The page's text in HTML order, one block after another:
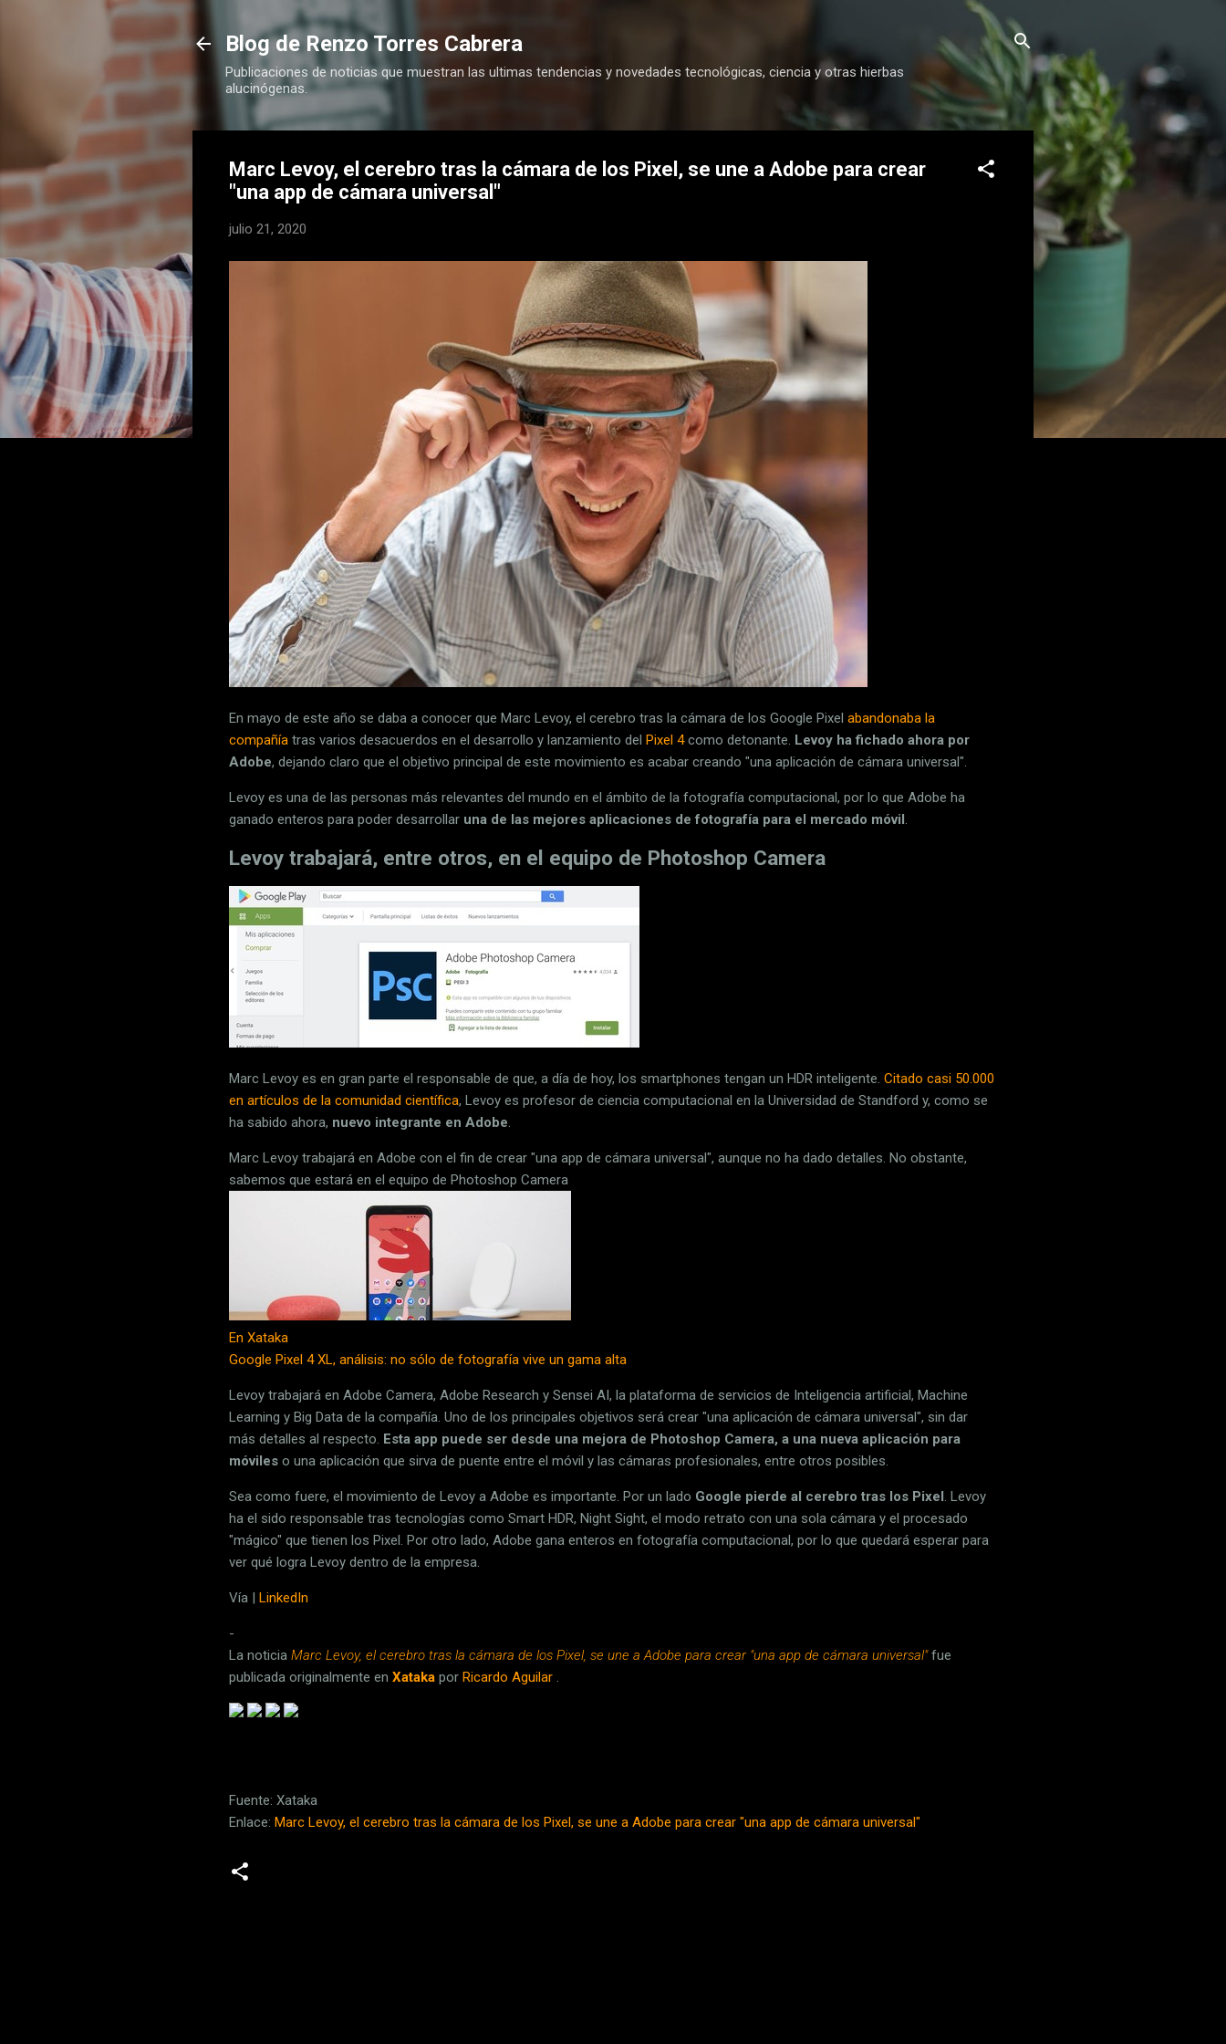
Blog de Renzo Torres Cabrera
Publicaciones de noticias que muestran las ultimas tendencias y novedades tecnológicas, ciencia y otras hierbas
alucinógenas.
Marc Levoy, el cerebro tras la cámara de los Pixel, se une a Adobe para crear
"una app de cámara universal"
julio 21, 2020
En mayo de este año se daba a conocer que Marc Levoy, el cerebro tras la cámara de los Google Pixel abandonaba la
compañía tras varios desacuerdos en el desarrollo y lanzamiento del Pixel 4como detonante. Levoy ha fichado ahora por
Adobe, dejando claro que el objetivo principal de este movimiento es acabar creando "una aplicación de cámara universal".
Levoy es una de las personas más relevantes del mundo en el ámbito de la fotografía computacional, por lo que Adobe ha
ganado enteros para poder desarrollar una de las mejores aplicaciones de fotografía para el mercado móvil
Levoy trabajará, entre otros, en el equipo de Photoshop Camera
Marc Levoy es en gran parte el responsable de que, a día de hoy, los smartphones tengan un HDR inteligente. Citado casi 50.000
en artículos de la comunidad científica, Levoy es profesor de ciencia computacional en la Universidad de Standford y, como se
ha sabido ahora, nuevo integrante en Adobe.
Marc Levoy trabajará en Adobe con el fin de crear "una app de cámara universal", aunque no ha dado detalles. No obstante,
sabemos que estará en el equipo de Photoshop Camera
En Xataka
Google Pixel 4 XL, análisis: no sólo de fotografía vive un gama alta
Levoy trabajará en Adobe Camera, Adobe Research y Sensei AI, la plataforma de servicios de Inteligencia artificial, Machine
Learning y Big Data de la compañía. Uno de los principales objetivos será crear "una aplicación de cámara universal", sin dar
más detalles al respecto. Esta app puede ser desde una mejora de Photoshop Camera, a una nueva aplicación para
móviles o una aplicación que sirva de puente entre el móvil y las cámaras profesionales, entre otros posibles.
Sea como fuere, el movimiento de Levoy a Adobe es importante. Por un lado Google pierde al cerebro tras los Pixel. Levoy
ha el sido responsable tras tecnologías como Smart HDR, Night Sight, el modo retrato con una sola cámara y el procesado
"mágico" que tienen los Pixel. Por otro lado, Adobe gana enteros en fotografía computacional, por lo que quedará esperar para
ver qué logra Levoy dentro de la empresa.
Vía | LinkedIn
-
La noticia Marc Levoy, el cerebro tras la cámara de los Pixel, se une a Adobe para crear "una app de cámara universal"fue
publicada originalmente en Xataka por Ricardo Aguilar .
Fuente: Xataka
Enlace: Marc Levoy, el cerebro tras la cámara de los Pixel, se une a Adobe para crear "una app de cámara universal"